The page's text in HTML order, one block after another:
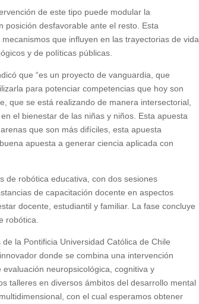
de este tipo puede modular la
posición desfavorable ante el resto. Esta
que influyen en las trayectorias de vida
y de políticas públicas.
que “es un proyecto de vanguardia, que
para potenciar competencias que hoy son
que se está realizando de manera intersectorial,
el bienestar de las niñas y niños. Esta apuesta
que son más difíciles, esta apuesta
apuesta a generar ciencia aplicada con
de robótica educativa, con dos sesiones
de capacitación docente en aspectos
docente, estudiantil y familiar. La fase concluye
robótica.
la Pontificia Universidad Católica de Chile
donde se combina una intervención
neuropsicológica, cognitiva y
talleres en diversos ámbitos del desarrollo mental
con el cual esperamos obtener